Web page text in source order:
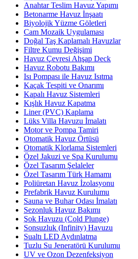
Anahtar Teslim Havuz Yapımı
Betonarme Havuz İnşaatı
Biyolojik Yüzme Göletleri
Cam Mozaik Uygulaması
Doğal Taş Kaplamalı Havuzlar
Filtre Kumu Değişimi
Havuz Çevresi Ahşap Deck
Havuz Robotu Bakımı
Isı Pompası ile Havuz Isıtma
Kaçak Tespiti ve Onarımı
Kapalı Havuz Sistemleri
Kışlık Havuz Kapatma
Liner (PVC) Kaplama
Lüks Villa Havuzu İmalatı
Motor ve Pompa Tamiri
Otomatik Havuz Örtüsü
Otomatik Klorlama Sistemleri
Özel Jakuzi ve Spa Kurulumu
Özel Tasarım Şelaleler
Özel Tasarım Türk Hamamı
Poliüretan Havuz İzolasyonu
Prefabrik Havuz Kurulumu
Sauna ve Buhar Odası İmalatı
Sezonluk Havuz Bakımı
Şok Havuzu (Cold Plunge)
Sonsuzluk (Infinity) Havuzu
Sualtı LED Aydınlatma
Tuzlu Su Jeneratörü Kurulumu
UV ve Ozon Dezenfeksiyon